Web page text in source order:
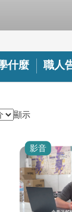
什麼 職人
顯示
影音